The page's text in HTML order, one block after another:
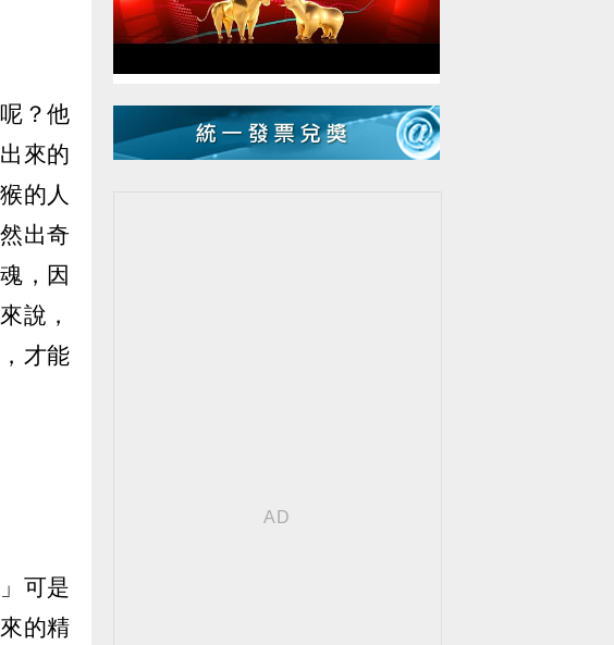
？他
來的
的人
出奇
，因
說，
才能
可是
的精